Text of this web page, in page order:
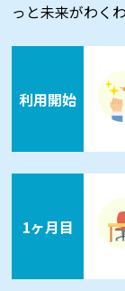
っと未来がわく
利用開始
1ヶ月目